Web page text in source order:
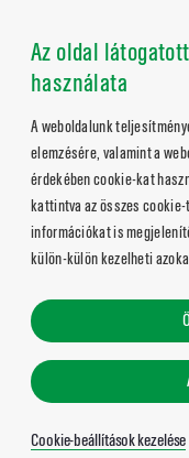
Az oldal
használata
A weboldalunk
elemzésére, valamint a
érdekében cookie-kat
kattintva az összes
információkat is
külön-külön kezelheti
Cookie-beállítások kezelése